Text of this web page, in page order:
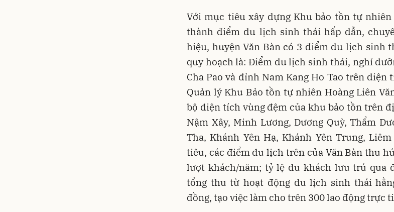
Với mục tiêu xây dựng Khu bảo tồn tự nhiên
thành điểm du lịch sinh thái hấp dẫn,
hiệu, huyện Văn Bàn có 3 điểm du lịch sinh
quy hoạch là: Điểm du lịch sinh thái, nghỉ
Cha Pao và đỉnh Nam Kang Ho Tao trên diện
Quản lý Khu Bảo tồn tự nhiên Hoàng Liên
bộ diện tích vùng đệm của khu bảo tồn trên
Nậm Xây, Minh Lương, Dương Quỳ, Thẩm
Tha, Khánh Yên Hạ, Khánh Yên Trung,
tiêu, các điểm du lịch trên của Văn Bàn thu
lượt khách/năm; tỷ lệ du khách lưu trú qua
tổng thu từ hoạt động du lịch sinh thái
đồng, tạo việc làm cho trên 300 lao động trực